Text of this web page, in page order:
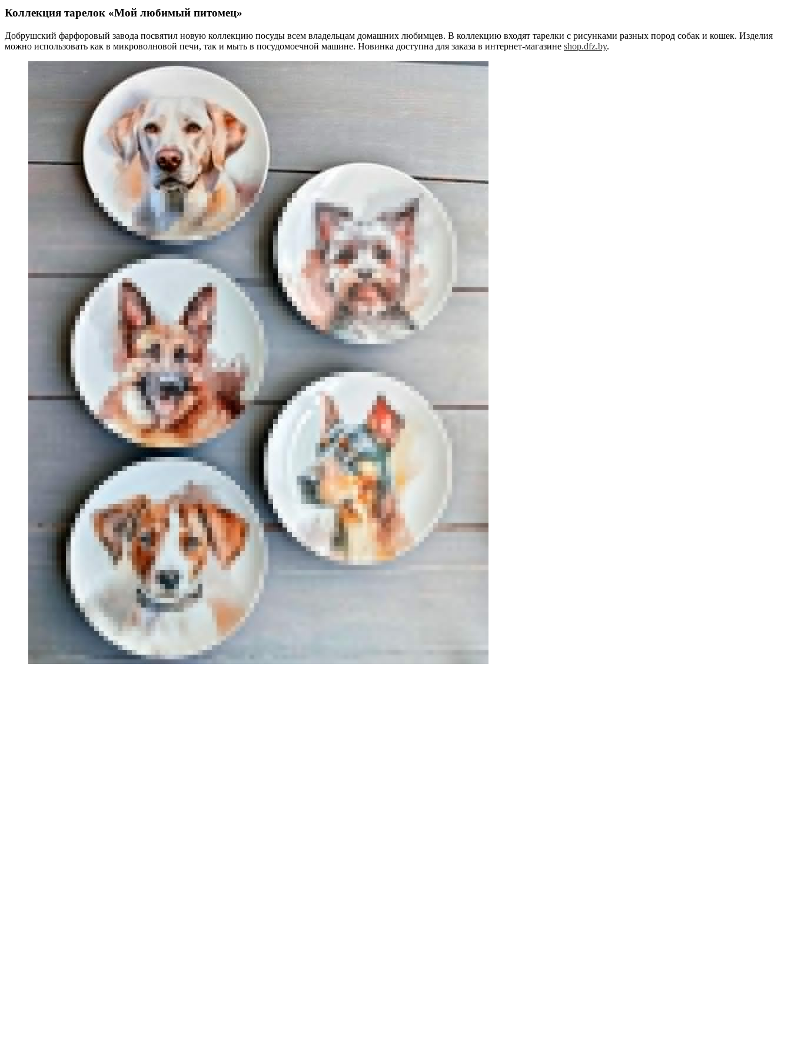
Коллекция тарелок «Мой любимый питомец»
Добрушский фарфоровый завода посвятил новую коллекцию посуды всем владельцам домашних любимцев. В коллекцию входят тарелки с рисунками разных пород собак и кошек. Изделия
можно использовать как в микроволновой печи, так и мыть в посудомоечной машине. Новинка доступна для заказа в интернет-магазине shop.dfz.by.